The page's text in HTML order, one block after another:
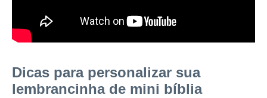
Dicas para personalizar sua
lembrancinha de mini bíblia